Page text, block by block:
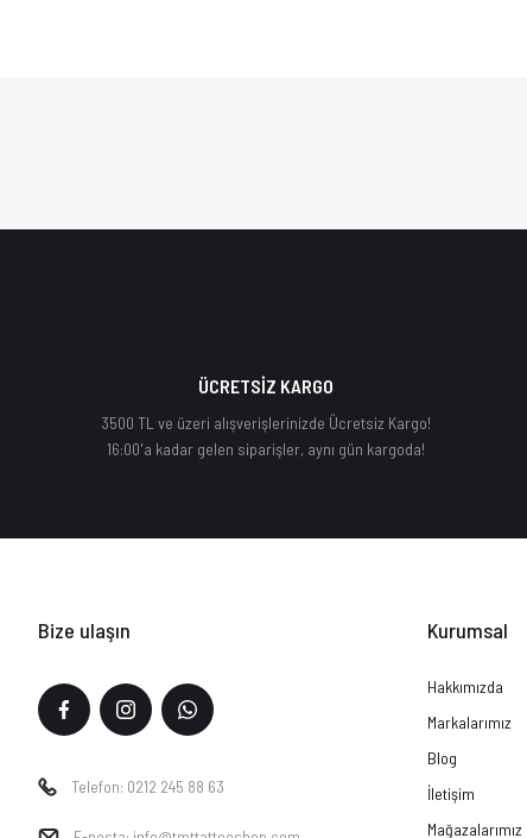
ÜCRETSİZ KARGO
3500 TL ve üzeri alışverişlerinizde Ücretsiz Kargo!
16:00'a kadar gelen siparişler, aynı gün kargoda!
Bize ulaşın
Telefon: 0212 245 88 63
Kurumsal
Hakkımızda
Markalarımız
Blog
İletişim
Mağazalarımız